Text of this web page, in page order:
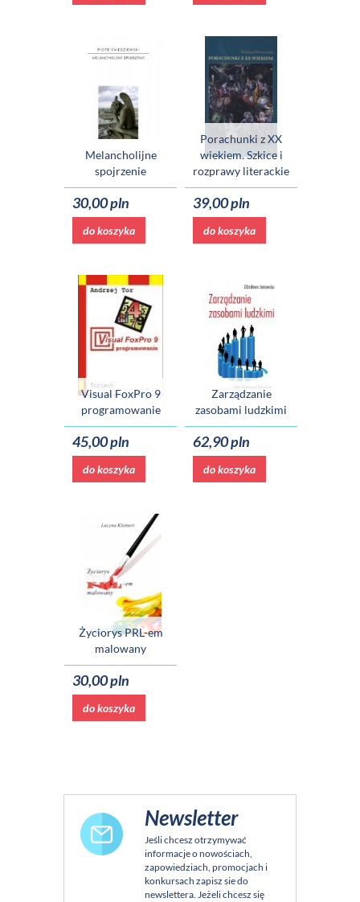
Melancholijne
spojrzenie
30,00 pln
do koszyka
Porachunki z XX
wiekiem. Szkice i
rozprawy literackie
39,00 pln
do koszyka
Visual FoxPro 9
programowanie
45,00 pln
do koszyka
Zarządzanie
zasobami ludzkimi
62,90 pln
do koszyka
Życiorys PRL-em
malowany
30,00 pln
do koszyka
Newsletter
Jeśli chcesz otrzymywać
informacje o nowościach,
zapowiedziach, promocjach i
konkursach zapisz sie do
newslettera. Jeżeli chcesz się